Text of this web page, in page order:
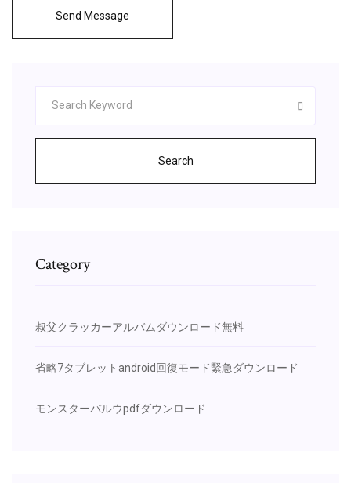
Send Message
Search
Category
叔父クラッカーアルバムダウンロード無料
省略7タブレットandroid回復モード緊急ダウンロード
モンスターバルウpdfダウンロード